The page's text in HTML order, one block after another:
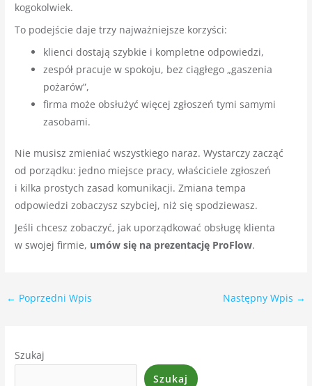
kogokolwiek.
To podejście daje trzy najważniejsze korzyści:
klienci dostają szybkie i kompletne odpowiedzi,
zespół pracuje w spokoju, bez ciągłego „gaszenia
pożarów”,
firma może obsłużyć więcej zgłoszeń tymi samymi
zasobami.
Nie musisz zmieniać wszystkiego naraz. Wystarczy zacząć
od porządku: jedno miejsce pracy, właściciele zgłoszeń
i kilka prostych zasad komunikacji. Zmiana tempa
odpowiedzi zobaczysz szybciej, niż się spodziewasz.
Jeśli chcesz zobaczyć, jak uporządkować obsługę klienta
w swojej firmie, umów się na prezentację ProFlow.
← Poprzedni Wpis Następny Wpis →
Szukaj
Szukaj